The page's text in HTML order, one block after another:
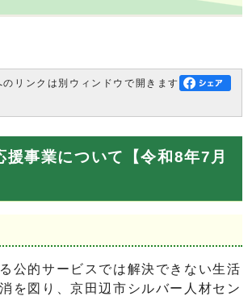
リンクは別ウィンドウで開きます
援事業について【令和8年7月
公的サービスでは解決できない生活
を図り、京田辺市シルバー人材セン